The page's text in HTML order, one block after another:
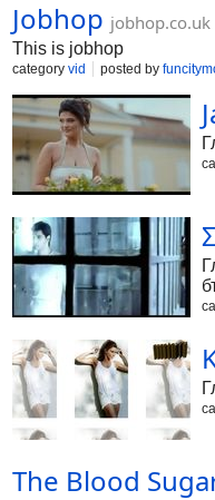
Jobhop jobhop.co.uk
This is jobhop
category vid posted by
The Blood